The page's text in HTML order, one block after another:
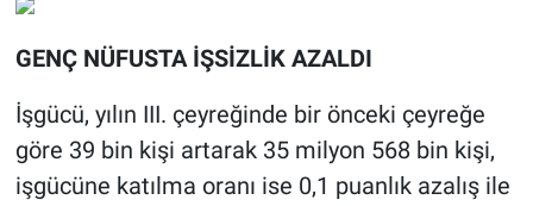
GENÇ NÜFUSTA İŞSİZLİK AZALDI
İşgücü, yılın III. çeyreğinde bir önceki çeyreğe
göre 39 bin kişi artarak 35 milyon 568 bin kişi,
işgücüne katılma oranı ise 0,1 puanlık azalış ile